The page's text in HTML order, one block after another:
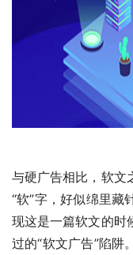
与硬广告相比，软文
“软”字，好似绵里藏
现这是一篇软文的时
过的“软文广告”陷阱